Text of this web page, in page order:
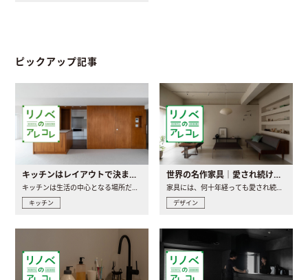
ピックアップ記事
キッチンはレイアウトで決まる。後悔しないための考え方と選び方
キッチンは生活の中心となる場所だからこそ、家の中のどこに置..
キッチン
世界の名作家具｜愛され続ける理由と一生モノとの出会い方
家具には、何十年経っても愛され続ける「名作」と呼ばれるもの..
デザイン